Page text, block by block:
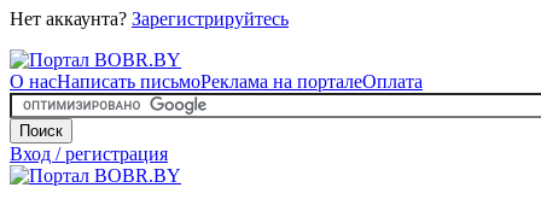
Нет аккаунта? Зарегистрируйтесь
О насНаписать письмоРеклама на порталеОплата
Поиск
Вход / регистрация